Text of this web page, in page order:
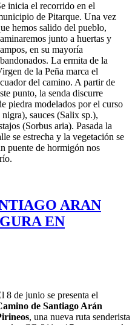
inicia el recorrido en el
de Pitarque. Una vez
hemos salido del pueblo,
junto a huertas y
en su mayoría
La ermita de la
de la Peña marca el
del camino. A partir de
punto, la senda discurre
piedra modelados por el curso
sauces (Salix sp.),
(Sorbus aria). Pasada la
se estrecha y la vegetación se
puente de hormigón nos
ARAN
EN
8 de junio se presenta el
de Santiago Arán
, una nueva ruta senderista